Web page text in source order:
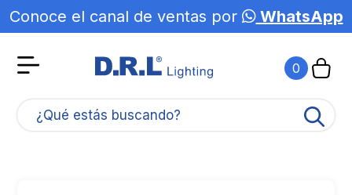
Conoce el canal de ventas por WhatsApp
0
¿Qué estás buscando?